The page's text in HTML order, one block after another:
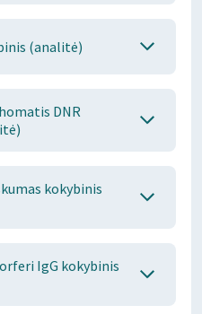
(analitė)
DNR
kokybinis
IgG kokybinis